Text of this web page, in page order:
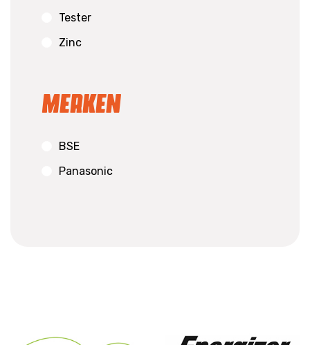
Tester
Zinc
Merken
BSE
Panasonic